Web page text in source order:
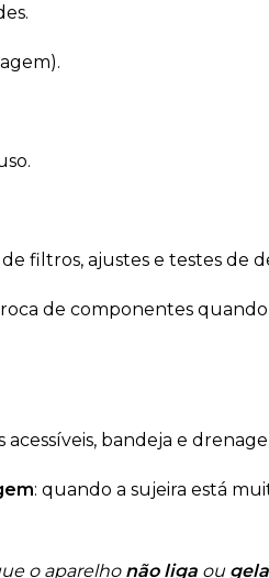
filtros, ajustes e testes de
de componentes quando
acessíveis, bandeja e
: quando a sujeira está
o aparelho não liga ou